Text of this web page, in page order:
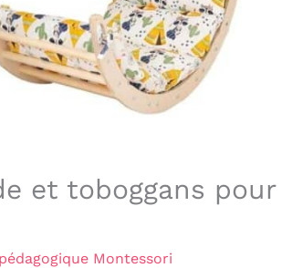
et toboggans pour
Montessori